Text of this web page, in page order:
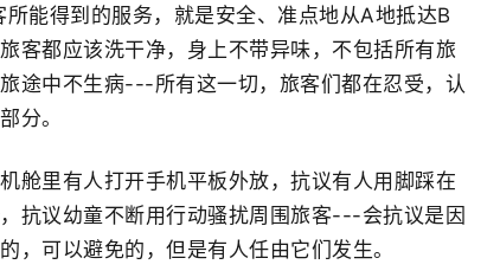
能得到的服务，就是安全、准点地从A地抵达B
客都应该洗干净，身上不带异味，不包括所有旅
途中不生病---所有这一切，旅客们都在忍受，认
分。
舱里有人打开手机平板外放，抗议有人用脚踩在
抗议幼童不断用行动骚扰周围旅客---会抗议是因
，可以避免的，但是有人任由它们发生。